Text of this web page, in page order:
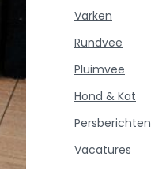
Varken
Rundvee
Pluimvee
Hond & Kat
Persberichten
Vacatures